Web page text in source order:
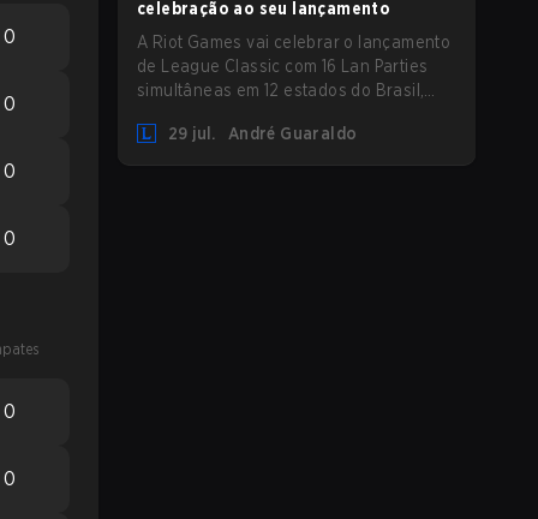
0
0
0
0
0
0
celebração ao seu lançamento
A Riot Games vai celebrar o lançamento
de League Classic com 16 Lan Parties
simultâneas em 12 estados do Brasil,
presenciais nos dias 01 e 02 de agosto.
29 jul. André Guaraldo